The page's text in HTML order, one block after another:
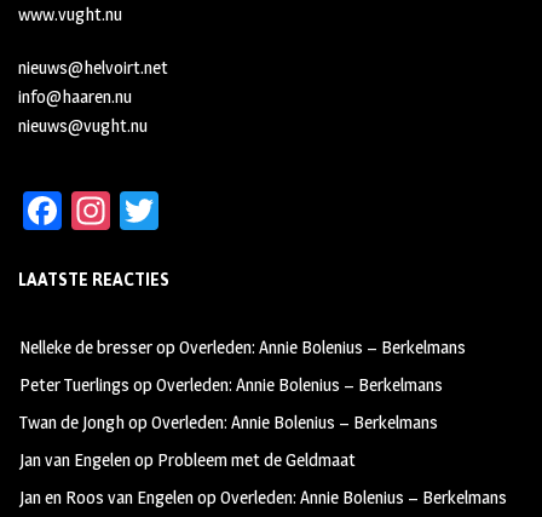
www.vught.nu
nieuws@helvoirt.net
info@haaren.nu
nieuws@vught.nu
Fa
b
oo
k
In
ag
m
tt
LAATSTE REACTIES
Nelleke de bresseropOverleden: Annie Bolenius – Berkelmans
Peter Tuerlings opOverleden: Annie Bolenius – Berkelmans
Twan de JonghopOverleden: Annie Bolenius – Berkelmans
Jan van Engelenop Probleem met de Geldmaat
Jan en Roos van EngelenopOverleden: Annie Bolenius – Berkelmans